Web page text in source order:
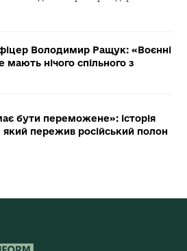
Володимир Ращук: «Воєнні
мають нічого спільного з
бути переможене»: історія
який пережив російський полон